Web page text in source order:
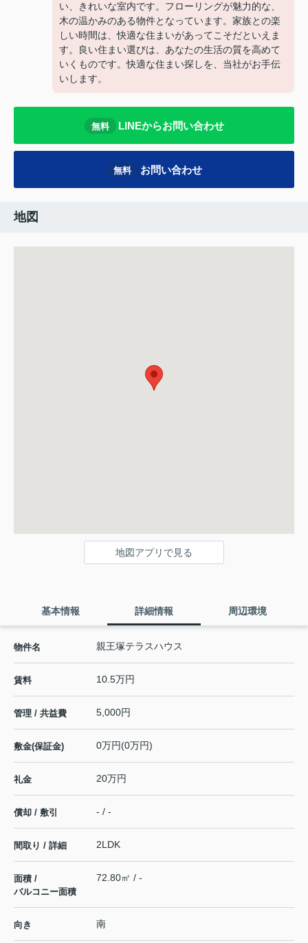
い、きれいな室内です。フローリングが魅力的な、
木の温かみのある物件となっています。家族との楽
しい時間は、快適な住まいがあってこそだといえま
す。良い住まい選びは、あなたの生活の質を高めて
いくものです。快適な住まい探しを、当社がお手伝
いします。
無料 LINEからお問い合わせ
無料 お問い合わせ
地図
地図アプリで見る
基本情報 詳細情報 周辺環境
物件名 親王塚テラスハウス
賃料 10.5万円
管理 / 共益費 5,000円
敷金(保証金) 0万円(0万円)
礼金 20万円
償却 / 敷引 - / -
間取り / 詳細 2LDK
面積 /
バルコニー面積
72.80㎡ / -
向き 南